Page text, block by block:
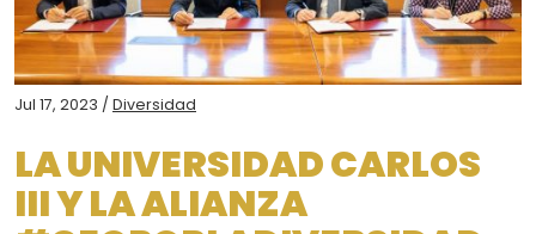
Jul 17, 2023 / Diversidad
LA UNIVERSIDAD CARLOS
III Y LA ALIANZA